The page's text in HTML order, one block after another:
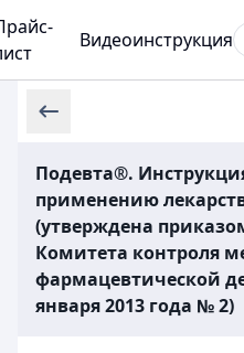
Видеоинструкция
Подевта®.
применению
(утверждена
Комитета контроля
фармацевтической
января 2013 года № 2)